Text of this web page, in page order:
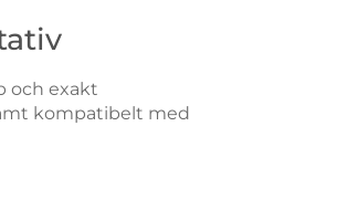
och exakt
kompatibelt med